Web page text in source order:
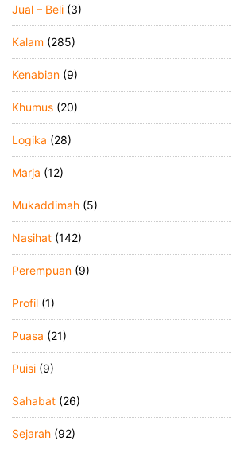
Jual – Beli (3)
Kalam (285)
Kenabian (9)
Khumus (20)
Logika (28)
Marja (12)
Mukaddimah (5)
Nasihat (142)
Perempuan (9)
Profil (1)
Puasa (21)
Puisi (9)
Sahabat (26)
Sejarah (92)